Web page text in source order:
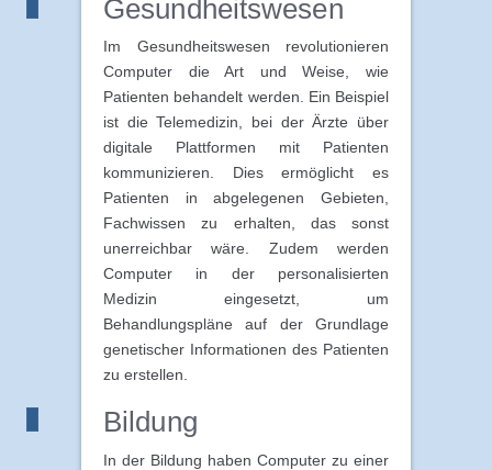
Gesundheitswesen
Im Gesundheitswesen revolutionieren
Computer die Art und Weise, wie
Patienten behandelt werden. Ein Beispiel
ist die Telemedizin, bei der Ärzte über
digitale Plattformen mit Patienten
kommunizieren. Dies ermöglicht es
Patienten in abgelegenen Gebieten,
Fachwissen zu erhalten, das sonst
unerreichbar wäre. Zudem werden
Computer in der personalisierten
Medizin eingesetzt, um
Behandlungspläne auf der Grundlage
genetischer Informationen des Patienten
zu erstellen.
Bildung
In der Bildung haben Computer zu einer